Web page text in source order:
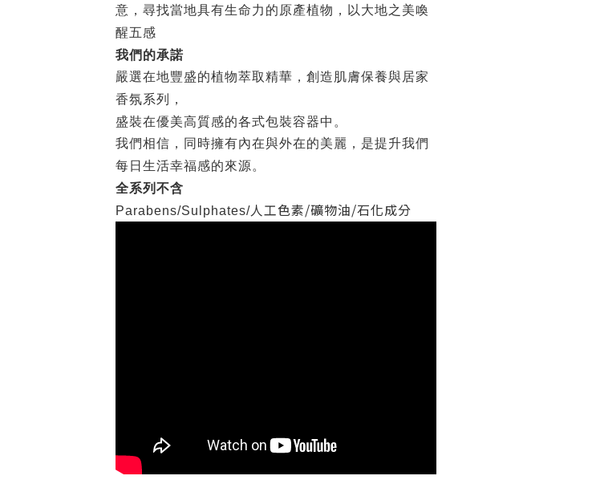
意，尋找當地具有生命力的原產植物，以大地之美喚
醒五感
我們的承諾
嚴選在地豐盛的植物萃取精華，創造肌膚保養與居家
香氛系列，
盛裝在優美高質感的各式包裝容器中。
我們相信，同時擁有內在與外在的美麗，是提升我們
每日生活幸福感的來源。
全系列不含
Parabens/Sulphates/人工色素/礦物油/石化成分